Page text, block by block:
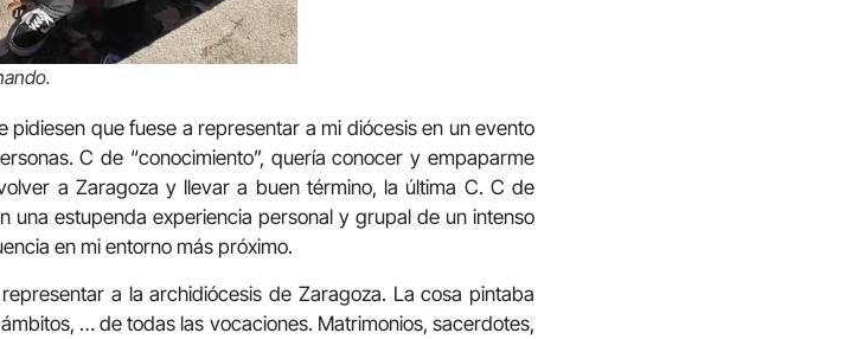
pidiesen que fuese a representar a mi diócesis en un evento
C de “conocimiento”, quería conocer y empaparme
a Zaragoza y llevar a buen término, la última C. C de
una estupenda experiencia personal y grupal de un intenso
en mi entorno más próximo.
a la archidiócesis de Zaragoza. La cosa pintaba
… de todas las vocaciones. Matrimonios, sacerdotes,